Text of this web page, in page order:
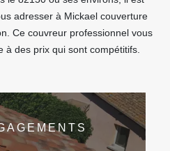
adresser à Mickael couverture
Ce couvreur professionnel vous
des prix qui sont compétitifs.